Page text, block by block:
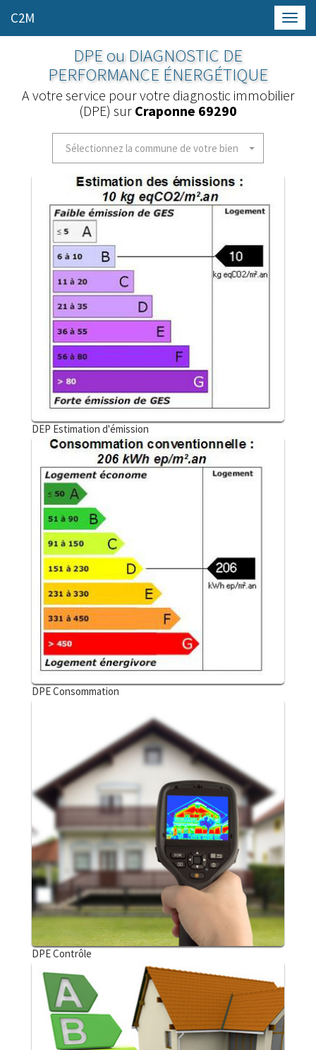
C2M
DPE ou DIAGNOSTIC DE
PERFORMANCE ÉNERGÉTIQUE
A votre service pour votre diagnostic immobilier
(DPE) sur Craponne 69290
Sélectionnez la commune de votre bien
DEP Estimation d'émission
DPE Consommation
DPE Contrôle